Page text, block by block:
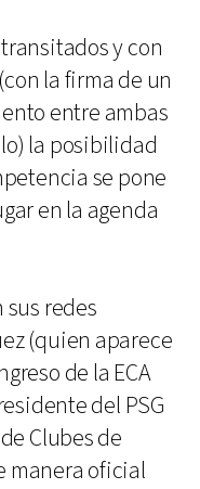
y con
la firma de un
entre ambas
la posibilidad
se pone
en la agenda
sus redes
(quien aparece
de la ECA
del PSG
Clubes de
manera oficial